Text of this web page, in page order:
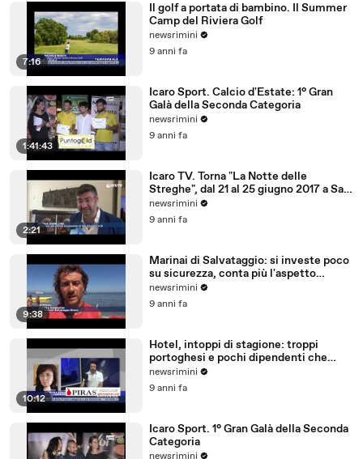
7:16
Il golf a portata di bambino. Il Summer
Camp del Riviera Golf
newsrimini
9 anni fa
1:41:43
Icaro Sport. Calcio d'Estate: 1° Gran
Galà della Seconda Categoria
newsrimini
9 anni fa
2:21
Icaro TV. Torna "La Notte delle
Streghe", dal 21 al 25 giugno 2017 a San
Giovanni in M
newsrimini
9 anni fa
9:38
Marinai di Salvataggio: si investe poco
su sicurezza, conta più l'aspetto
economico
newsrimini
9 anni fa
10:12
Hotel, intoppi di stagione: troppi
portoghesi e pochi dipendenti che
parlano tedesco
newsrimini
9 anni fa
Icaro Sport. 1° Gran Galà della Seconda
Categoria